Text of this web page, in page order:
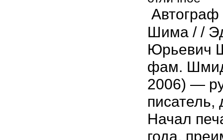
Шима / /
Юрьевич
фам.
2006) —
писатель,
Начал
года,